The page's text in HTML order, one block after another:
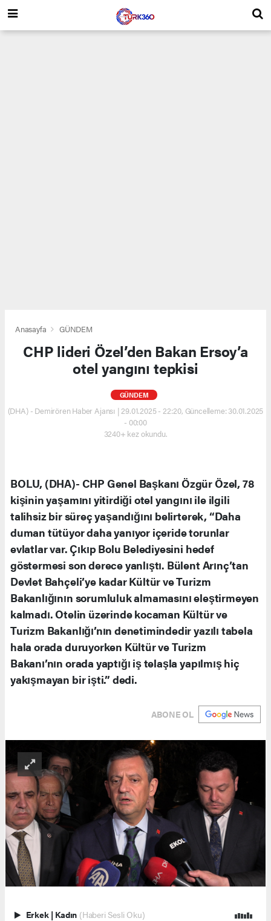
Anasayfa GÜNDEM
CHP lideri Özel’den Bakan Ersoy’a
otel yangını tepkisi
GÜNDEM
(DHA) - Demirören Haber Ajansı | 29.01.2025 - 22:20, Güncelleme: 30.01.2025
- 00:00
3240+ kez okundu.
BOLU, (DHA)- CHP Genel Başkanı Özgür Özel, 78
kişinin yaşamını yitirdiği otel yangını ile ilgili
talihsiz bir süreç yaşandığını belirterek, “Daha
duman tütüyor daha yanıyor içeride torunlar
evlatlar var. Çıkıp Bolu Belediyesini hedef
göstermesi son derece yanlıştı. Bülent Arınç’tan
Devlet Bahçeli’ye kadar Kültür ve Turizm
Bakanlığının sorumluluk almamasını eleştirmeyen
kalmadı. Otelin üzerinde kocaman Kültür ve
Turizm Bakanlığı’nın denetimindedir yazılı tabela
hala orada duruyorken Kültür ve Turizm
Bakanı’nın orada yaptığı iş telaşla yapılmış hiç
yakışmayan bir işti.” dedi.
ABONE OL
Erkek | Kadın (Haberi Sesli Oku)